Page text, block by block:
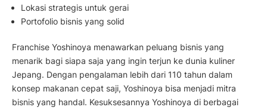
Lokasi strategis untuk gerai
Portofolio bisnis yang solid
Franchise Yoshinoya menawarkan peluang bisnis yang
menarik bagi siapa saja yang ingin terjun ke dunia kuliner
Jepang. Dengan pengalaman lebih dari 110 tahun dalam
konsep makanan cepat saji, Yoshinoya bisa menjadi mitra
bisnis yang handal. Kesuksesannya Yoshinoya di berbagai